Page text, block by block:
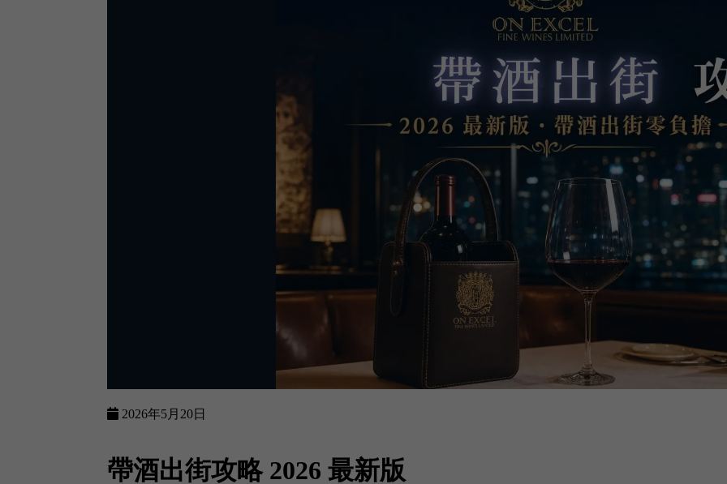
2026年5月20日
帶酒出街攻略 2026 最新版